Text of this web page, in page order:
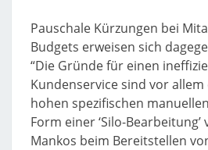
Pauschale Kürzungen bei
Budgets erweisen sich
“Die Gründe für einen
Kundenservice sind vor
hohen spezifischen
Form einer ‘Silo-
Mankos beim Bereitstellen